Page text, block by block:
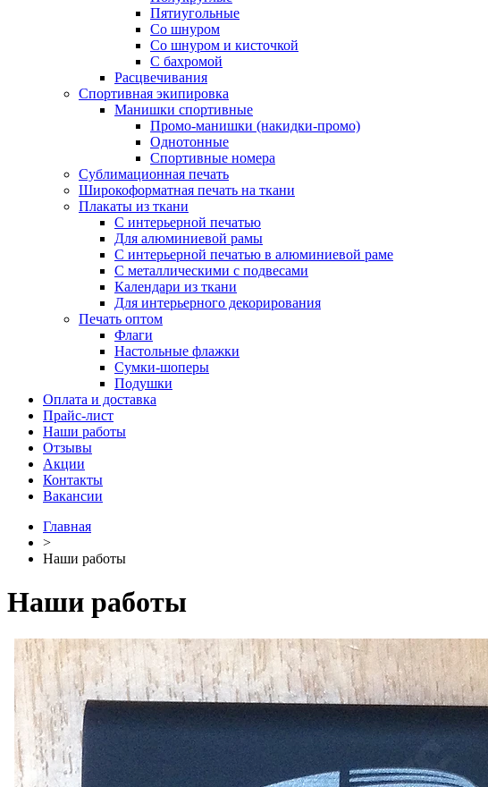
Пятиугольные
Со шнуром
Со шнуром и кисточкой
С бахромой
Расцвечивания
Спортивная экипировка
Манишки спортивные
Промо-манишки (накидки-промо)
Однотонные
Спортивные номера
Сублимационная печать
Широкоформатная печать на ткани
Плакаты из ткани
С интерьерной печатью
Для алюминиевой рамы
С интерьерной печатью в алюминиевой раме
С металлическими с подвесами
Календари из ткани
Для интерьерного декорирования
Печать оптом
Флаги
Настольные флажки
Сумки-шоперы
Подушки
Оплата и доставка
Прайс-лист
Наши работы
Отзывы
Акции
Контакты
Вакансии
Главная
˃
Наши работы
Наши работы